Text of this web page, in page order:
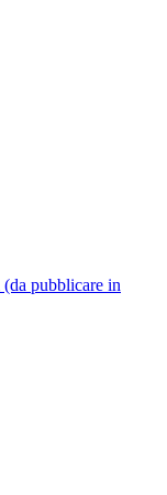
pubblicare in